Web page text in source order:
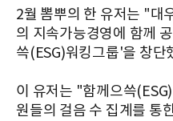
2월 뽐뿌의 한 유저는 "대
의 지속가능경영에 함께
쓱(ESG)워킹그룹'을 창단
이 유저는 "함께으쓱
원들의 걸음 수 집계를 통